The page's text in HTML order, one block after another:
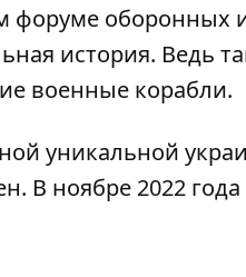
форуме оборонных
история. Ведь
военные корабли.
уникальной
В ноябре 2022